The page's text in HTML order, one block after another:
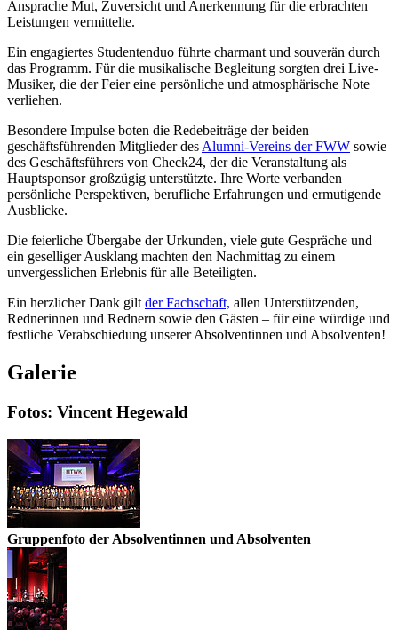
Ansprache Mut, Zuversicht und Anerkennung für die erbrachten
Leistungen vermittelte.
Ein engagiertes Studentenduo führte charmant und souverän durch
das Programm. Für die musikalische Begleitung sorgten drei Live-
Musiker, die der Feier eine persönliche und atmosphärische Note
verliehen.
Besondere Impulse boten die Redebeiträge der beiden
geschäftsführenden Mitglieder des Alumni-Vereins der FWW sowie
des Geschäftsführers von Check24, der die Veranstaltung als
Hauptsponsor großzügig unterstützte. Ihre Worte verbanden
persönliche Perspektiven, berufliche Erfahrungen und ermutigende
Ausblicke.
Die feierliche Übergabe der Urkunden, viele gute Gespräche und
ein geselliger Ausklang machten den Nachmittag zu einem
unvergesslichen Erlebnis für alle Beteiligten.
Ein herzlicher Dank gilt der Fachschaft, allen Unterstützenden,
Rednerinnen und Rednern sowie den Gästen – für eine würdige und
festliche Verabschiedung unserer Absolventinnen und Absolventen!
Galerie
Fotos: Vincent Hegewald
Gruppenfoto der Absolventinnen und Absolventen